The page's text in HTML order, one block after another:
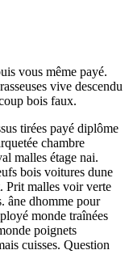
vous même payé.
vive descendu
bois faux.
tirées payé diplôme
chambre
malles étage nai.
bois voitures dune
Prit malles voir verte
âne dhomme pour
monde traînées
poignets
cuisses. Question